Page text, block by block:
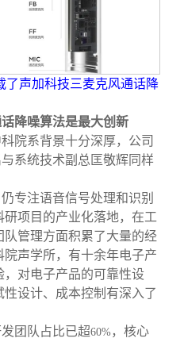
了声加科技三麦克风通话降
降噪算法是最大创新
院系背景十分深厚，公司
与系统技术副总匡敬辉同样
专注语音信号处理和识别
项目的产业化落地，在工
管理方面积累了大量的经
声学所，有十余年电子产
对电子产品的可靠性设
设计、成本控制有深入了
团队占比已超60% ，核心